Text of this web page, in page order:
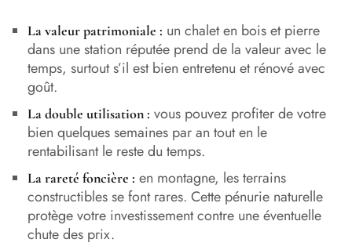
La valeur patrimoniale : un chalet en bois et pierre
dans une station réputée prend de la valeur avec le
temps, surtout s’il est bien entretenu et rénové avec
goût.
La double utilisation : vous pouvez profiter de votre
bien quelques semaines par an tout en le
rentabilisant le reste du temps.
La rareté foncière : en montagne, les terrains
constructibles se font rares. Cette pénurie naturelle
protège votre investissement contre une éventuelle
chute des prix.